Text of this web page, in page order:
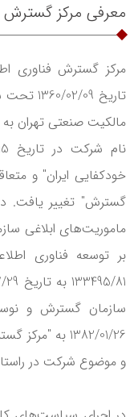
معرفی مرکز گسترش
مرکز گسترش فناوری
مالکیت صنعتی تهران
ماموریت‌های ابلاغی
بر توسعه فناوری
سازمان گسترش و
1382/01/26 به
و موضوع شرکت در